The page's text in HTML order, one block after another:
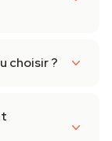
choisir ?